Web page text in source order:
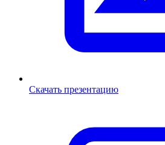
Скачать презентацию